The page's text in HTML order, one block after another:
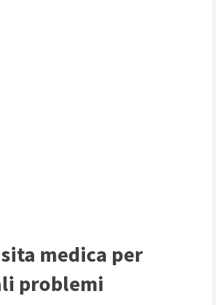
medica per
problemi